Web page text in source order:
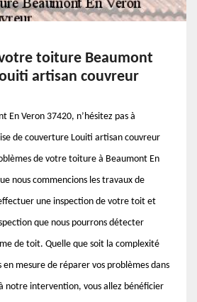
toiture Beaumont
artisan couvreur
En Veron 37420, n’hésitez pas à
de couverture Louiti artisan couvreur
de votre toiture à Beaumont En
nous commencions les travaux de
une inspection de votre toit et
que nous pourrons détecter
de toit. Quelle que soit la complexité
en mesure de réparer vos problèmes dans
notre intervention, vous allez bénéficier